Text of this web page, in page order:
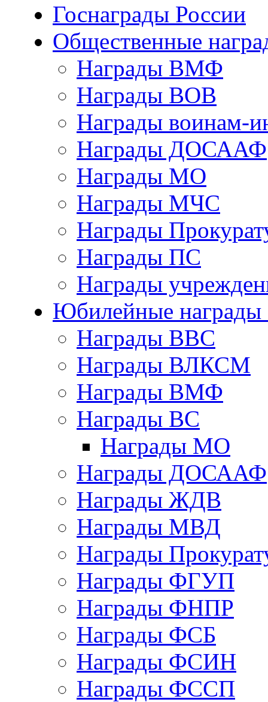
Госнаграды России
Общественные
Награды ВМФ
Награды ВОВ
Награды воинам-
Награды ДОСААФ
Награды МО
Награды МЧС
Награды
Награды ПС
Награды
Юбилейные награды
Награды ВВС
Награды ВЛКСМ
Награды ВМФ
Награды ВС
Награды МО
Награды ДОСААФ
Награды ЖДВ
Награды МВД
Награды
Награды ФГУП
Награды ФНПР
Награды ФСБ
Награды ФСИН
Награды ФССП